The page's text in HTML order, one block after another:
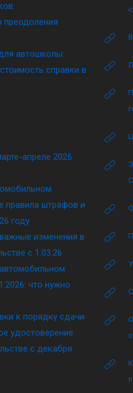
преодоления
автошколы:
справки в
апреле 2026
правила штрафов и
году
изменения в
c 1.03.26
что нужно
к порядку сдачи
удостоверение
с декабря